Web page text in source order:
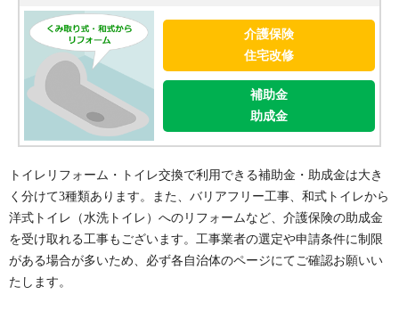
介護保険
住宅改修
補助金
助成金
トイレリフォーム・トイレ交換で利用できる補助金・助成金は大き
く分けて3種類あります。また、バリアフリー工事、和式トイレから
洋式トイレ（水洗トイレ）へのリフォームなど、介護保険の助成金
を受け取れる工事もございます。工事業者の選定や申請条件に制限
がある場合が多いため、必ず各自治体のページにてご確認お願いい
たします。